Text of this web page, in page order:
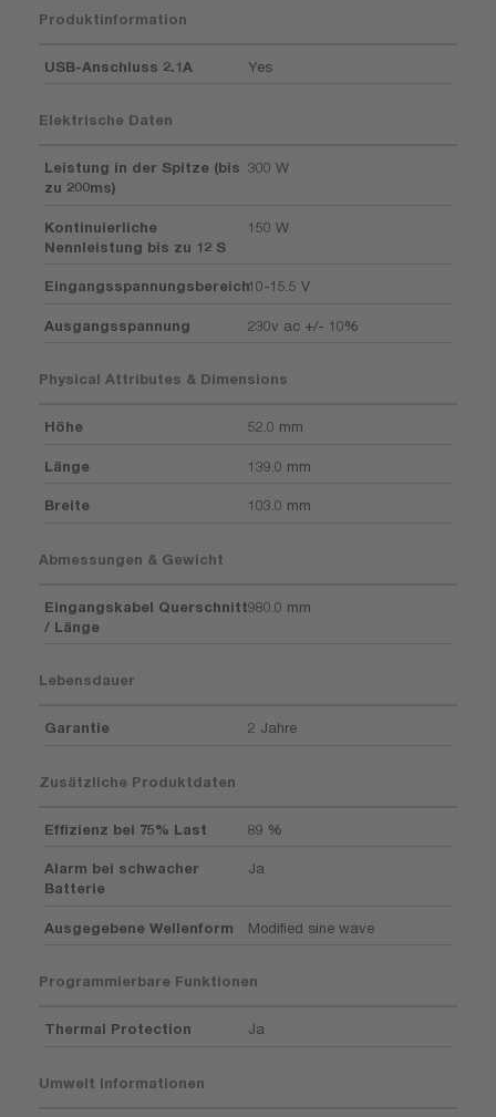
Produktinformation
USB-Anschluss 2.1A Yes
Elektrische Daten
Leistung in der Spitze (bis
zu 200ms)
300 W
Kontinuierliche
Nennleistung bis zu 12 S
150 W
Eingangsspannungsbereich10-15.5 V
Ausgangsspannung 230v ac +/- 10%
Physical Attributes & Dimensions
Höhe 52.0 mm
Länge 139.0 mm
Breite 103.0 mm
Abmessungen & Gewicht
Eingangskabel Querschnitt
/ Länge
980.0 mm
Lebensdauer
Garantie 2 Jahre
Zusätzliche Produktdaten
Effizienz bei 75% Last 89 %
Alarm bei schwacher
Batterie
Ja
Ausgegebene Wellenform Modified sine wave
Programmierbare Funktionen
Thermal Protection Ja
Umwelt Informationen